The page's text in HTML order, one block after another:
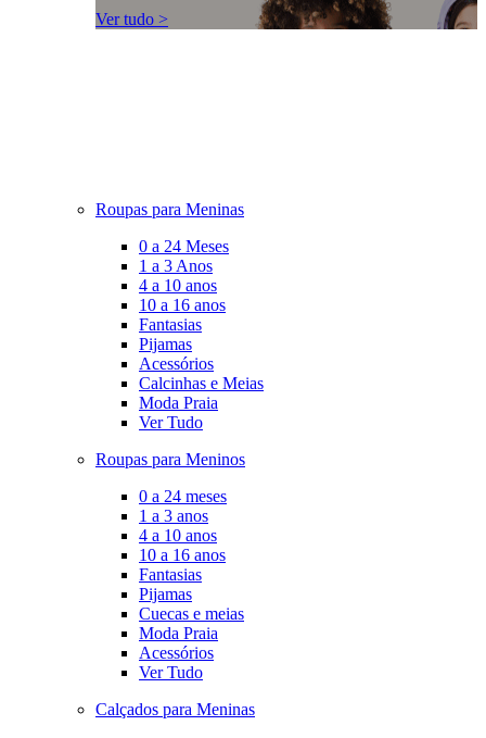
Ver tudo >
Roupas para Meninas
0 a 24 Meses
1 a 3 Anos
4 a 10 anos
10 a 16 anos
Fantasias
Pijamas
Acessórios
Calcinhas e Meias
Moda Praia
Ver Tudo
Roupas para Meninos
0 a 24 meses
1 a 3 anos
4 a 10 anos
10 a 16 anos
Fantasias
Pijamas
Cuecas e meias
Moda Praia
Acessórios
Ver Tudo
Calçados para Meninas